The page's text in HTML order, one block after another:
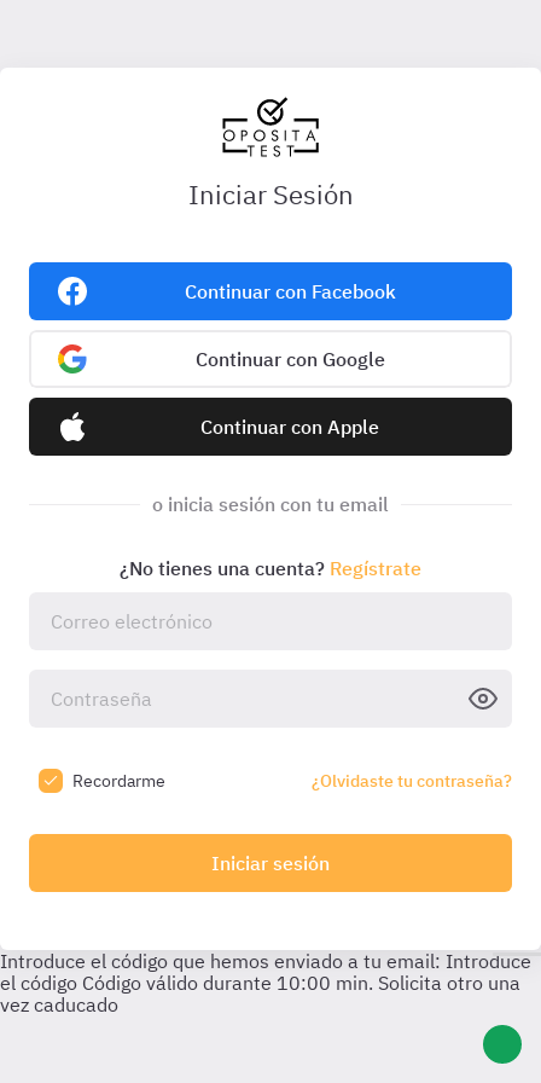
Iniciar Sesión
Continuar con Facebook
Continuar con Google
Continuar con Apple
o inicia sesión con tu email
¿No tienes una cuenta? Regístrate
Recordarme ¿Olvidaste tu contraseña?
Iniciar sesión
Introduce el código que hemos enviado a tu email: Introduce
el código Código válido durante 10:00 min. Solicita otro una
vez caducado